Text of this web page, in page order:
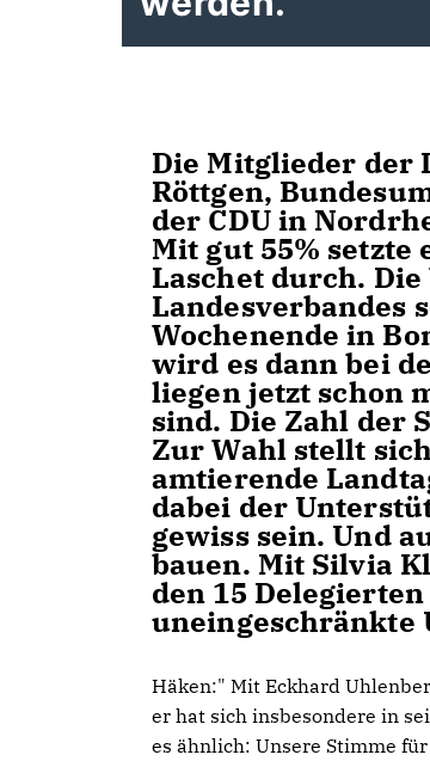
Die Mitglieder der
Röttgen,
der CDU in
Mit gut 55%
Laschet durch.
Landesverbandes
Wochenende in
wird es dann bei
liegen jetzt schon
sind. Die Zahl der
Zur Wahl stellt
amtierende
dabei der
gewiss sein. Und
bauen. Mit Silvia
den 15
uneingeschränkte
Häken:" Mit Eckhard
er hat sich insbesondere in
es ähnlich: Unsere Stimme